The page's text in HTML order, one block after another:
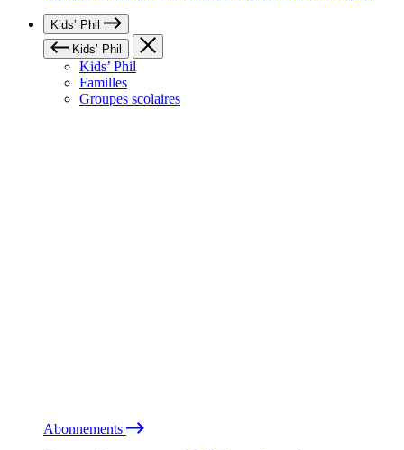
Kids’ Phil
Kids’ Phil
Kids’ Phil
Familles
Groupes scolaires
Abonnements